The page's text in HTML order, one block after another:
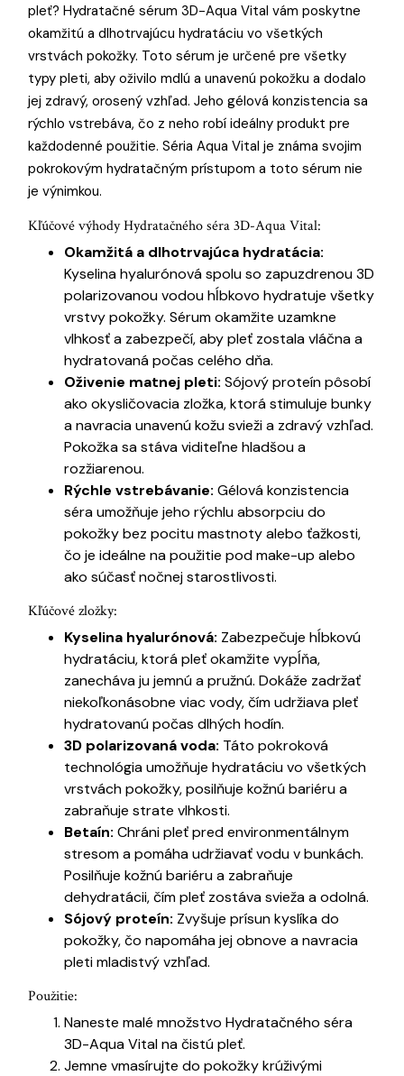
pleť? Hydratačné sérum 3D-Aqua Vital vám poskytne
okamžitú a dlhotrvajúcu hydratáciu vo všetkých
vrstvách pokožky. Toto sérum je určené pre všetky
typy pleti, aby oživilo mdlú a unavenú pokožku a dodalo
jej zdravý, orosený vzhľad. Jeho gélová konzistencia sa
rýchlo vstrebáva, čo z neho robí ideálny produkt pre
každodenné použitie. Séria Aqua Vital je známa svojim
pokrokovým hydratačným prístupom a toto sérum nie
je výnimkou.
Kľúčové výhody Hydratačného séra 3D-Aqua Vital:
Okamžitá a dlhotrvajúca hydratácia:
Kyselina hyalurónová spolu so zapuzdrenou 3D
polarizovanou vodou hĺbkovo hydratuje všetky
vrstvy pokožky. Sérum okamžite uzamkne
vlhkosť a zabezpečí, aby pleť zostala vláčna a
hydratovaná počas celého dňa.
Oživenie matnej pleti: Sójový proteín pôsobí
ako okysličovacia zložka, ktorá stimuluje bunky
a navracia unavenú kožu svieži a zdravý vzhľad.
Pokožka sa stáva viditeľne hladšou a
rozžiarenou.
Rýchle vstrebávanie: Gélová konzistencia
séra umožňuje jeho rýchlu absorpciu do
pokožky bez pocitu mastnoty alebo ťažkosti,
čo je ideálne na použitie pod make-up alebo
ako súčasť nočnej starostlivosti.
Kľúčové zložky:
Kyselina hyalurónová: Zabezpečuje hĺbkovú
hydratáciu, ktorá pleť okamžite vypĺňa,
zanecháva ju jemnú a pružnú. Dokáže zadržať
niekoľkonásobne viac vody, čím udržiava pleť
hydratovanú počas dlhých hodín.
3D polarizovaná voda: Táto pokroková
technológia umožňuje hydratáciu vo všetkých
vrstvách pokožky, posilňuje kožnú bariéru a
zabraňuje strate vlhkosti.
Betaín: Chráni pleť pred environmentálnym
stresom a pomáha udržiavať vodu v bunkách.
Posilňuje kožnú bariéru a zabraňuje
dehydratácii, čím pleť zostáva svieža a odolná.
Sójový proteín: Zvyšuje prísun kyslíka do
pokožky, čo napomáha jej obnove a navracia
pleti mladistvý vzhľad.
Použitie:
Naneste malé množstvo Hydratačného séra
3D-Aqua Vital na čistú pleť.
Jemne vmasírujte do pokožky krúživými